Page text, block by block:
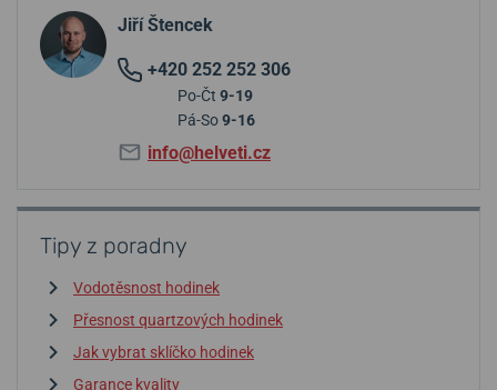
Jiří Štencek
+420 252 252 306
Po-Čt 9-19
Pá-So9-16
info@helveti.cz
Tipy z poradny
Vodotěsnost hodinek
Přesnost quartzových hodinek
Jak vybrat sklíčko hodinek
Garance kvality